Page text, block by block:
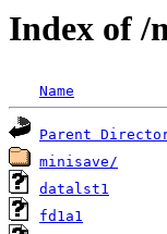
Index of /
Name
Parent
minisave/
datalst1
fd1a1